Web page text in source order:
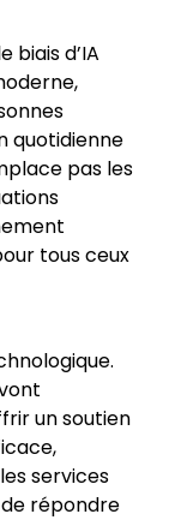
biais d’IA
quotidienne
pas les
tous ceux
un soutien
services
répondre